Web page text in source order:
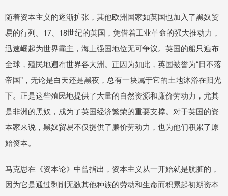
随着资本主义的逐渐扩张，其他欧洲国家如英国也加入了黑奴贸
易的行列。17、18世纪的英国，凭借着工业革命的强大推动力，
迅速崛起为世界霸主，海上强国地位无可争议。英国的船只遍布
全球，殖民地遍布世界各大洲。正因为如此，英国被誉为“日不落
帝国”，无论是白天还是黑夜，总有一块属于它的土地沐浴在阳光
下。正是这些殖民地提供了大量的自然资源和廉价劳动力，尤其
是非洲的黑奴，成为了英国经济繁荣的重要支撑。对于英国的资
本家来说，黑奴贸易不仅提供了廉价劳动力，也为他们积累了原
始资本。
马克思在《资本论》中曾指出，资本主义从一开始就是肮脏的，
因为它是通过剥削无数其他种族的劳动和生命而积累起初期资本